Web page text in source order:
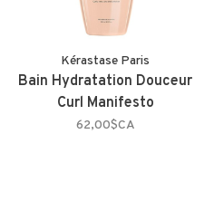
Kérastase Paris
Bain Hydratation Douceur
Curl Manifesto
62,00$CA